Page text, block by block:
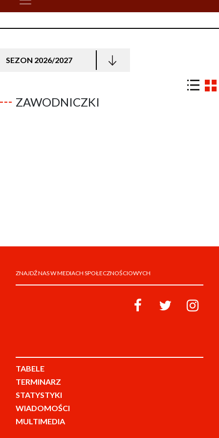
SEZON 2026/2027
ZAWODNICZKI
ZNAJDŹ NAS W MEDIACH SPOŁECZNOŚCIOWYCH
TABELE
TERMINARZ
STATYSTYKI
WIADOMOŚCI
MULTIMEDIA